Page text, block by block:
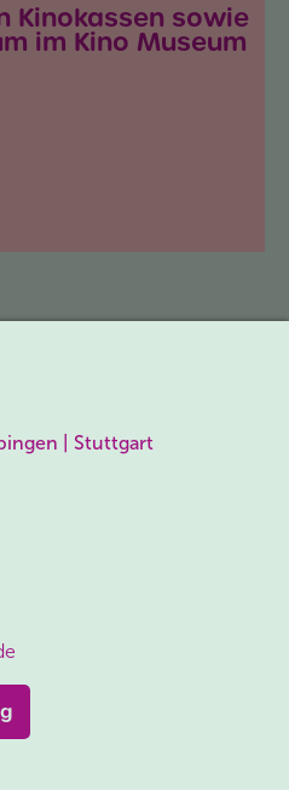
Kinokassen sowie
im Kino Museum
| Stuttgart